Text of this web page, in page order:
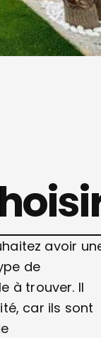
avoir
de
à trouver. Il
car ils sont